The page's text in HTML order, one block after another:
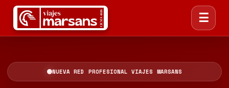
☰
NUEVA RED PROFESIONAL VIAJES MARSANS